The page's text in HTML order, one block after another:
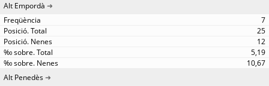
Alt Empordà
7
25
12
5,19
10,67
Alt Penedès